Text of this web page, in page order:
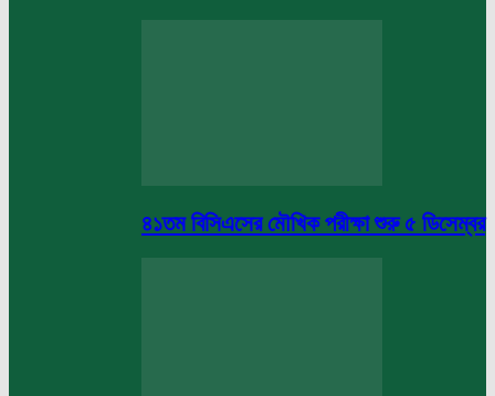
৪১তম বিসিএসের মৌখিক পরীক্ষা শুরু ৫ ডিসেম্বর